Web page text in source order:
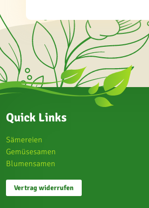
Quick Links
Sämereien
Gemüsesamen
Blumensamen
Vertrag widerrufen